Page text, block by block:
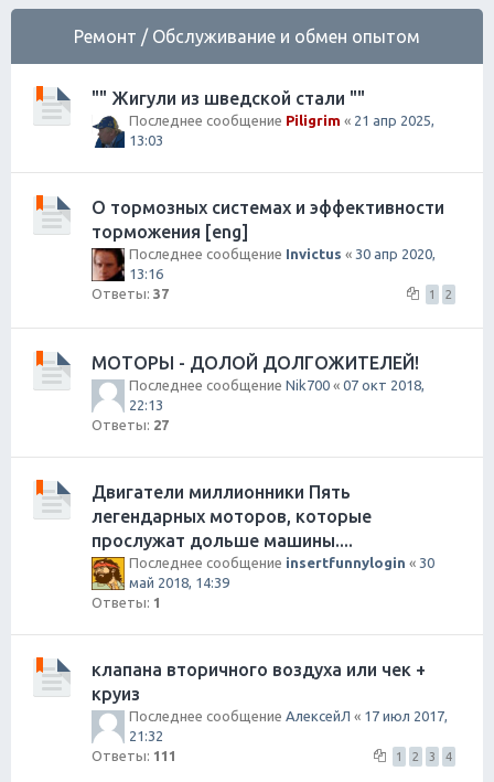
Ремонт / Обслуживание и обмен опытом
"" Жигули из шведской стали ""
Последнее сообщение Piligrim « 21 апр 2025,
13:03
О тормозных системах и эффективности
торможения [eng]
Последнее сообщение Invictus « 30 апр 2020,
13:16
Ответы: 37 1 2
МОТОРЫ - ДОЛОЙ ДОЛГОЖИТЕЛЕЙ!
Последнее сообщение Nik700 « 07 окт 2018,
22:13
Ответы: 27
Двигатели миллионники Пять
легендарных моторов, которые
прослужат дольше машины....
Последнее сообщение insertfunnylogin « 30
май 2018, 14:39
Ответы: 1
клапана вторичного воздуха или чек +
круиз
Последнее сообщение АлексейЛ « 17 июл 2017,
21:32
Ответы: 111 1 2 3 4